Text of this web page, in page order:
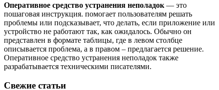
Оперативное средство устранения неполадок — это
пошаговая инструкция. помогает пользователям решать
проблемы или подсказывает, что делать, если приложение или
устройство не работают так, как ожидалось. Обычно он
представлен в формате таблицы, где в левом столбце
описывается проблема, а в правом – предлагается решение.
Оперативное средство устранения неполадок также
разрабатывается техническими писателями.
Свежие статьи